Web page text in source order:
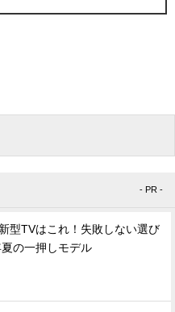
- PR -
型TVはこれ！失敗しない選び
の一押しモデル